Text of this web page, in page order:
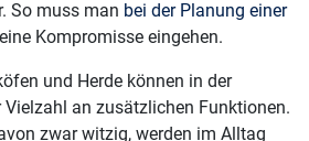
So muss man bei der Planung einer
Kompromisse eingehen.
und Herde können in der
an zusätzlichen Funktionen.
zwar witzig, werden im Alltag